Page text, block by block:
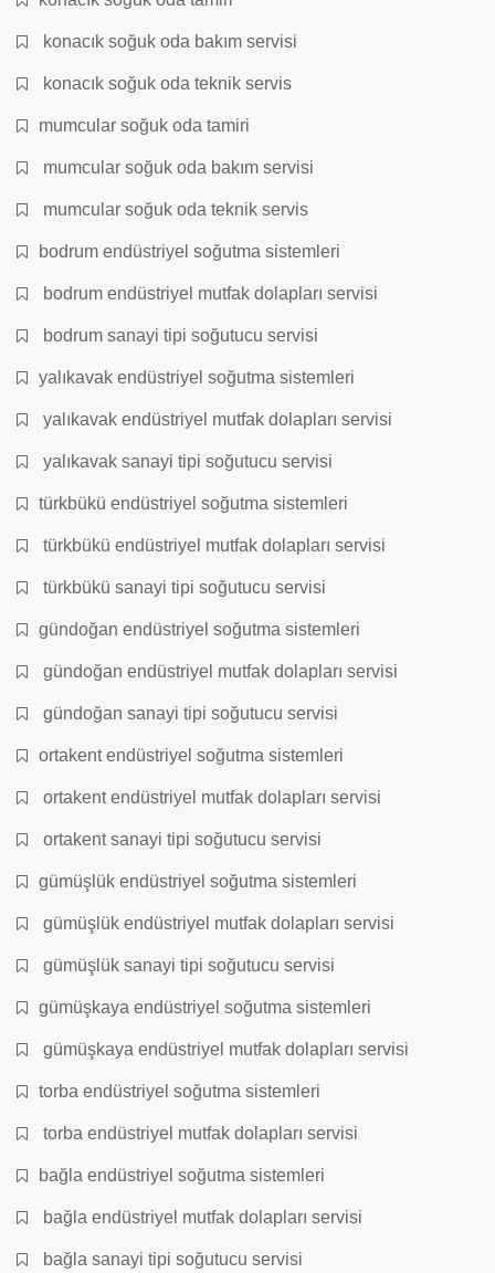
konacık soğuk oda bakım servisi
konacık soğuk oda teknik servis
mumcular soğuk oda tamiri
mumcular soğuk oda bakım servisi
mumcular soğuk oda teknik servis
bodrum endüstriyel soğutma sistemleri
bodrum endüstriyel mutfak dolapları servisi
bodrum sanayi tipi soğutucu servisi
yalıkavak endüstriyel soğutma sistemleri
yalıkavak endüstriyel mutfak dolapları servisi
yalıkavak sanayi tipi soğutucu servisi
türkbükü endüstriyel soğutma sistemleri
türkbükü endüstriyel mutfak dolapları servisi
türkbükü sanayi tipi soğutucu servisi
gündoğan endüstriyel soğutma sistemleri
gündoğan endüstriyel mutfak dolapları servisi
gündoğan sanayi tipi soğutucu servisi
ortakent endüstriyel soğutma sistemleri
ortakent endüstriyel mutfak dolapları servisi
ortakent sanayi tipi soğutucu servisi
gümüşlük endüstriyel soğutma sistemleri
gümüşlük endüstriyel mutfak dolapları servisi
gümüşlük sanayi tipi soğutucu servisi
gümüşkaya endüstriyel soğutma sistemleri
gümüşkaya endüstriyel mutfak dolapları servisi
torba endüstriyel soğutma sistemleri
torba endüstriyel mutfak dolapları servisi
bağla endüstriyel soğutma sistemleri
bağla endüstriyel mutfak dolapları servisi
bağla sanayi tipi soğutucu servisi